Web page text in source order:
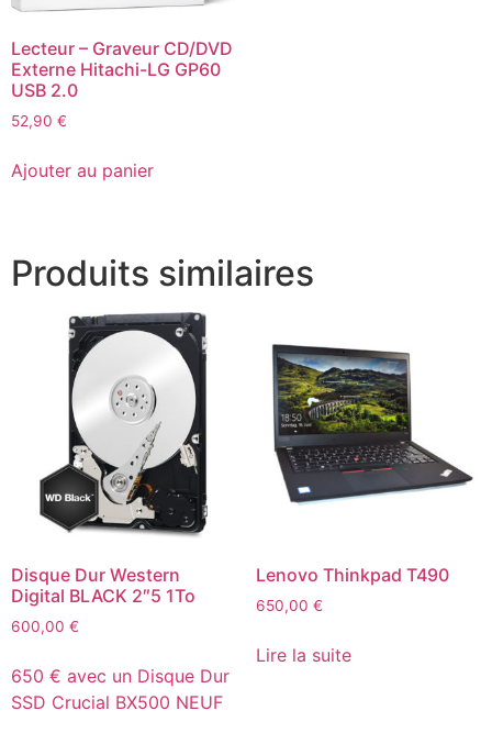
Lecteur – Graveur CD/DVD
Externe Hitachi-LG GP60
USB 2.0
52,90 €
Ajouter au panier
Produits similaires
Disque Dur Western
Digital BLACK 2″5 1To
600,00 €
650 € avec un Disque Dur
SSD Crucial BX500 NEUF
Lenovo Thinkpad T490
650,00 €
Lire la suite